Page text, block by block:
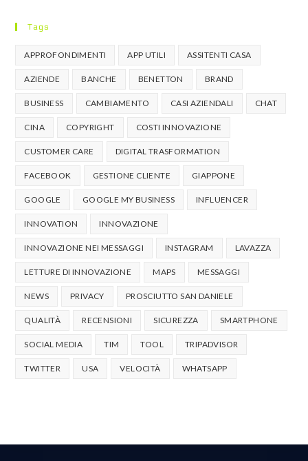
Tags
APPROFONDIMENTI APP UTILI ASSITENTI CASA
AZIENDE BANCHE BENETTON BRAND
BUSINESS CAMBIAMENTO CASI AZIENDALI CHAT
CINA COPYRIGHT COSTI INNOVAZIONE
CUSTOMER CARE DIGITAL TRASFORMATION
FACEBOOK GESTIONE CLIENTE GIAPPONE
GOOGLE GOOGLE MY BUSINESS INFLUENCER
INNOVATION INNOVAZIONE
INNOVAZIONE NEI MESSAGGI INSTAGRAM LAVAZZA
LETTURE DI INNOVAZIONE MAPS MESSAGGI
NEWS PRIVACY PROSCIUTTO SAN DANIELE
QUALITÀ RECENSIONI SICUREZZA SMARTPHONE
SOCIAL MEDIA TIM TOOL TRIPADVISOR
TWITTER USA VELOCITÀ WHATSAPP